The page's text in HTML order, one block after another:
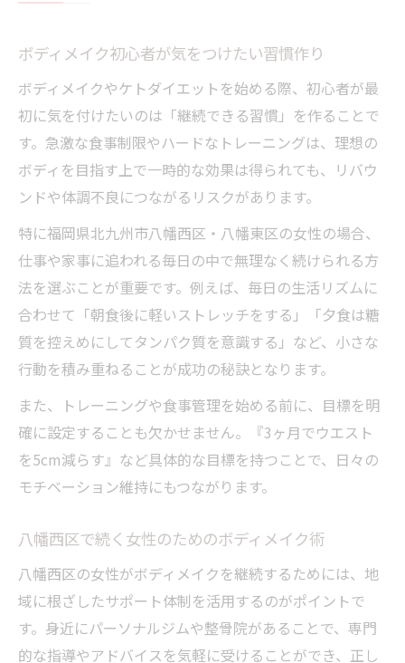
法
理想の体型に近づくケトダイエットの基本
女性が安心して始められる食事管理の秘訣
北九州で話題のケトダイエット実践ポイン
ト
無理なく続くケトダイエットとボディメイ
ク
安く通える北九州のボディメイク実践術
ボディメイクをお得に始めるジム活用法
北九州で見つける安いジムとその選び方
会員不要や市営ジムを使った賢いボディメ
イク
お財布に優しい女性向けボディメイク習慣
コスパ重視で続けるボディメイク成功体験
効率よく脂肪を減らすケトダイエット法
ボディメイクを加速させる脂肪燃焼のポイ
ケトダイエットで効率的にボディライン改
善
脂肪減に役立つ女性向け食事管理のコツ
パーソナルジム活用で脂肪燃焼をサポート
ボディメイク初心者が気をつけたい習慣作り
ボディメイクやケトダイエットを始める際、初心者が最
初に気を付けたいのは「継続できる習慣」を作ることで
す。急激な食事制限やハードなトレーニングは、理想の
ボディを目指す上で一時的な効果は得られても、リバウ
ンドや体調不良につながるリスクがあります。
特に福岡県北九州市八幡西区・八幡東区の女性の場合、
仕事や家事に追われる毎日の中で無理なく続けられる方
法を選ぶことが重要です。例えば、毎日の生活リズムに
合わせて「朝食後に軽いストレッチをする」「夕食は糖
質を控えめにしてタンパク質を意識する」など、小さな
行動を積み重ねることが成功の秘訣となります。
また、トレーニングや食事管理を始める前に、目標を明
確に設定することも欠かせません。『3ヶ月でウエスト
を5cm減らす』など具体的な目標を持つことで、日々の
モチベーション維持にもつながります。
八幡西区で続く女性のためのボディメイク術
八幡西区の女性がボディメイクを継続するためには、地
域に根ざしたサポート体制を活用するのがポイントで
す。身近にパーソナルジムや整骨院があることで、専門
的な指導やアドバイスを気軽に受けることができ、正し